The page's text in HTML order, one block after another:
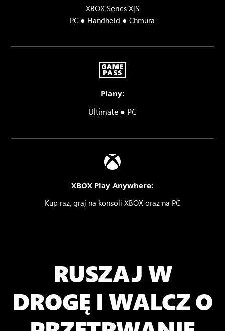
XBOX Series X|S
PC ● Handheld ●Chmura
Plany:
Ultimate ● PC
XBOX Play Anywhere:
Kup raz, graj na konsoli XBOX oraz na PC
RUSZAJ W
DROGĘ I WALCZ O